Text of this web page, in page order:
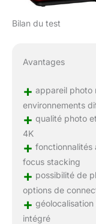
Bilan du test
Avantages
+ appareil photo
environnements
+ qualité photo
4K
+ fonctionnalités
focus stacking
+ possibilité de
options de
+
intégré